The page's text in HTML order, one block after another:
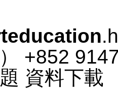
+852
資料​下​載